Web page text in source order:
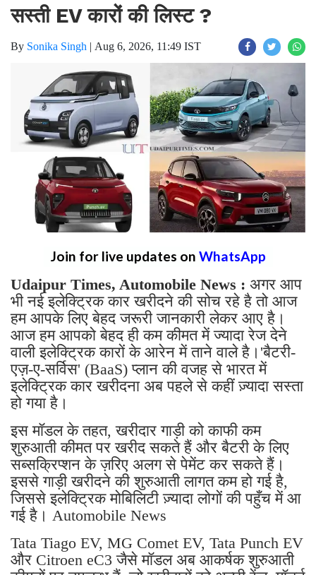
सस्ती EV कारों की लिस्ट ?
By Sonika Singh | Aug 6, 2026, 11:49 IST
Join for live updates on WhatsApp
Udaipur Times, Automobile News : अगर आप
भी नई इलेक्ट्रिक कार खरीदने की सोच रहे है तो आज
हम आपके लिए बेहद जरूरी जानकारी लेकर आए है।
आज हम आपको बेहद ही कम कीमत में ज्यादा रेज देने
वाली इलेक्ट्रिक कारों के आरेन में ताने वाले है।'बैटरी-
एज़-ए-सर्विस' (BaaS) प्लान की वजह से भारत में
इलेक्ट्रिक कार खरीदना अब पहले से कहीं ज़्यादा सस्ता
हो गया है।
इस मॉडल के तहत, खरीदार गाड़ी को काफी कम
शुरुआती कीमत पर खरीद सकते हैं और बैटरी के लिए
सब्सक्रिप्शन के ज़रिए अलग से पेमेंट कर सकते हैं।
इससे गाड़ी खरीदने की शुरुआती लागत कम हो गई है,
जिससे इलेक्ट्रिक मोबिलिटी ज़्यादा लोगों की पहुँच में आ
गई है। Automobile News
Tata Tiago EV, MG Comet EV, Tata Punch EV
और Citroen eC3 जैसे मॉडल अब आकर्षक शुरुआती